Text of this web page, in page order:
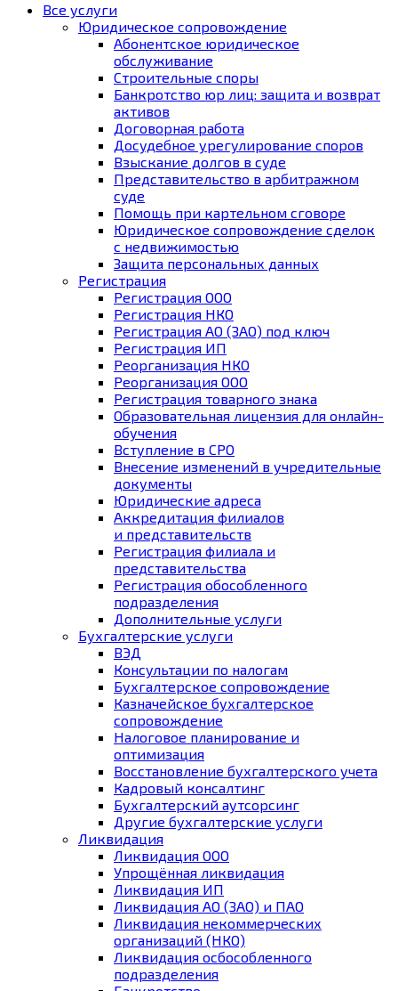
Все услуги
Юридическое сопровождение
Абонентское юридическое
обслуживание
Строительные споры
Банкротство юр лиц: защита и возврат
активов
Договорная работа
Досудебное урегулирование споров
Взыскание долгов в суде
Представительство в арбитражном
суде
Помощь при картельном сговоре
Юридическое cопровождение сделок
с недвижимостью
Защита персональных данных
Регистрация
Регистрация ООО
Регистрация НКО
Регистрация АО (ЗАО) под ключ
Регистрация ИП
Реорганизация НКО
Реорганизация ООО
Регистрация товарного знака
Образовательная лицензия для онлайн-
обучения
Вступление в СРО
Внесение изменений в учредительные
документы
Юридические адреса
Аккредитация филиалов
и представительств
Регистрация филиала и
представительства
Регистрация обособленного
подразделения
Дополнительные услуги
Бухгалтерские услуги
ВЭД
Консультации по налогам
Бухгалтерское cопровождение
Казначейское бухгалтерское
сопровождение
Налоговое планирование и
оптимизация
Восстановление бухгалтерского учета
Кадровый консалтинг
Бухгалтерский аутсорсинг
Другие бухгалтерские услуги
Ликвидация
Ликвидация ООО
Упрощённая ликвидация
Ликвидация ИП
Ликвидация АО (ЗАО) и ПАО
Ликвидация некоммерческих
организаций (НКО)
Ликвидация осбособленного
подразделения